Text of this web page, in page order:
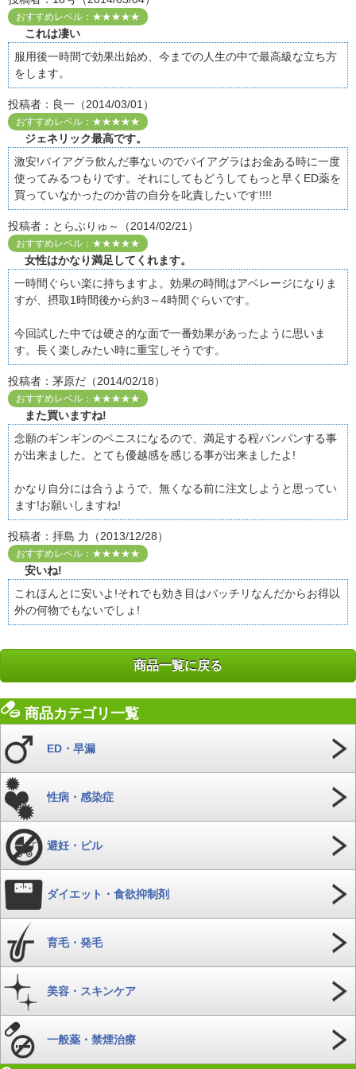
おすすめレベル：★★★★★
これは凄い
服用後一時間で効果出始め、今までの人生の中で最高級な立ち方
をします。
投稿者：良一（2014/03/01）
おすすめレベル：★★★★★
ジェネリック最高です。
激安!バイアグラ飲んだ事ないのでバイアグラはお金ある時に一度
使ってみるつもりです。それにしてもどうしてもっと早くED薬を
買っていなかったのか昔の自分を叱責したいです!!!!
投稿者：とらぶりゅ～（2014/02/21）
おすすめレベル：★★★★★
女性はかなり満足してくれます。
一時間ぐらい楽に持ちますよ。効果の時間はアベレージになりま
すが、摂取1時間後から約3～4時間ぐらいです。
今回試した中では硬さ的な面で一番効果があったように思いま
す。長く楽しみたい時に重宝しそうです。
投稿者：茅原だ（2014/02/18）
おすすめレベル：★★★★★
また買いますね!
念願のギンギンのペニスになるので、満足する程パンパンする事
が出来ました。とても優越感を感じる事が出来ましたよ!
かなり自分には合うようで、無くなる前に注文しようと思ってい
ます!お願いしますね!
投稿者：拝島 力（2013/12/28）
おすすめレベル：★★★★★
安いね!
これほんとに安いよ!それでも効き目はバッチリなんだからお得以
外の何物でもないでしょ!
商品一覧に戻る
商品カテゴリ一覧
ED・早漏
性病・感染症
避妊・ピル
ダイエット・食欲抑制剤
育毛・発毛
美容・スキンケア
一般薬・禁煙治療